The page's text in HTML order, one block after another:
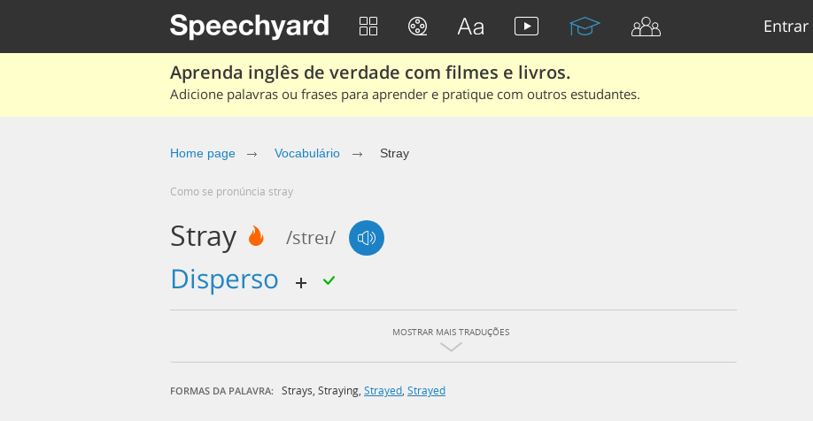
Entrar
Aprenda inglês de verdade com filmes e livros.
Adicione palavras ou frases para aprender e pratique com outros estudantes.
Home page Vocabulário Stray
Como se pronúncia stray
Stray /streɪ/
disperso
MOSTRAR MAIS TRADUÇÕES
FORMAS DA PALAVRA: Strays Straying Strayed Strayed